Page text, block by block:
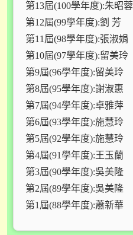
第13屆(100學年度):朱昭蓉
第12屆(99學年度):劉 芳
第11屆(98學年度):張淑娟
第10屆(97學年度):留美玲
第9屆(96學年度):留美玲
第8屆(95學年度):謝淑惠
第7屆(94學年度):卓雅萍
第6屆(93學年度):施慧玲
第5屆(92學年度):施慧玲
第4屆(91學年度):王玉蘭
第3屆(90學年度):吳美隆
第2屆(89學年度):吳美隆
第1屆(88學年度):蕭新華